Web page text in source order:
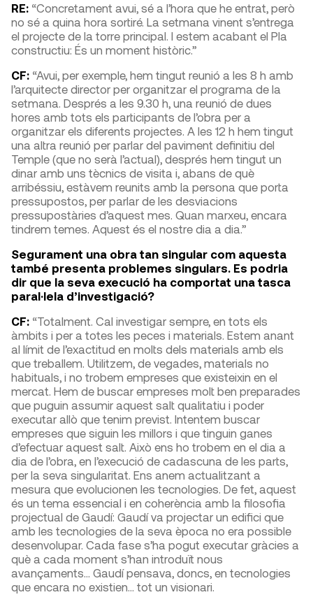
RE: “Concretament avui, sé a l’hora que he entrat, però
no sé a quina hora sortiré. La setmana vinent s’entrega
el projecte de la torre principal. I estem acabant el Pla
constructiu: És un moment històric.”
CF: “Avui, per exemple, hem tingut reunió a les 8 h amb
l’arquitecte director per organitzar el programa de la
setmana. Després a les 9.30 h, una reunió de dues
hores amb tots els participants de l’obra per a
organitzar els diferents projectes. A les 12 h hem tingut
una altra reunió per parlar del paviment definitiu del
Temple (que no serà l’actual), després hem tingut un
dinar amb uns tècnics de visita i, abans de què
arribéssiu, estàvem reunits amb la persona que porta
pressupostos, per parlar de les desviacions
pressupostàries d’aquest mes. Quan marxeu, encara
tindrem temes. Aquest és el nostre dia a dia.”
Segurament una obra tan singular com aquesta
també presenta problemes singulars. Es podria
dir que la seva execució ha comportat una tasca
paral·lela d’investigació?
CF: “Totalment. Cal investigar sempre, en tots els
àmbits i per a totes les peces i materials. Estem anant
al límit de l’exactitud en molts dels materials amb els
que treballem. Utilitzem, de vegades, materials no
habituals, i no trobem empreses que existeixin en el
mercat. Hem de buscar empreses molt ben preparades
que puguin assumir aquest salt qualitatiu i poder
executar allò que tenim previst. Intentem buscar
empreses que siguin les millors i que tinguin ganes
d’efectuar aquest salt. Això ens ho trobem en el dia a
dia de l’obra, en l’execució de cadascuna de les parts,
per la seva singularitat. Ens anem actualitzant a
mesura que evolucionen les tecnologies. De fet, aquest
és un tema essencial i en coherència amb la filosofia
projectual de Gaudí: Gaudí va projectar un edifici que
amb les tecnologies de la seva època no era possible
desenvolupar. Cada fase s’ha pogut executar gràcies a
què a cada moment s’han introduït nous
avançaments… Gaudí pensava, doncs, en tecnologies
que encara no existien… tot un visionari.